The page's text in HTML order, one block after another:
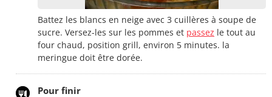
Battez les blancs en neige avec 3 cuillères à soupe de
sucre. Versez-les sur les pommes et passez le tout au
four chaud, position grill, environ 5 minutes. la
meringue doit être dorée.
Pour finir